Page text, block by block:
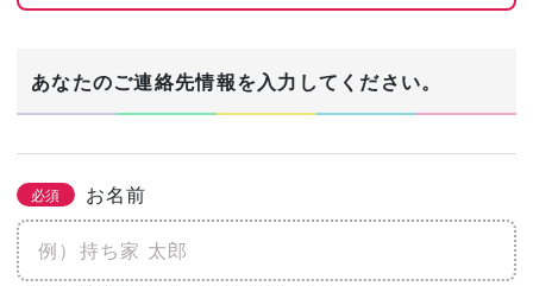
あなたのご連絡先情報を入力してください。
必須 お名前